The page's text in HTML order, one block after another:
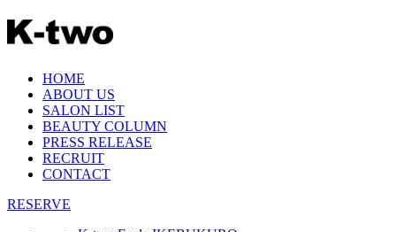
HOME
ABOUT US
SALON LIST
BEAUTY COLUMN
PRESS RELEASE
RECRUIT
CONTACT
RESERVE